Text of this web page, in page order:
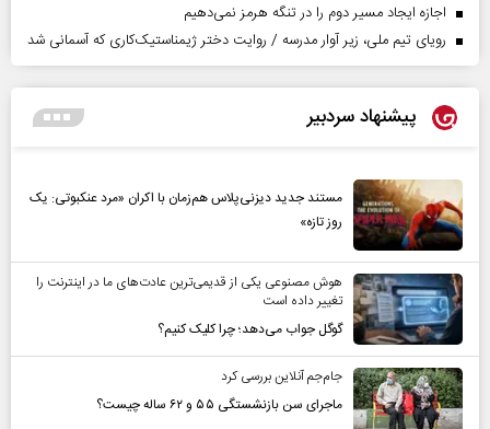
اجازه ایجاد مسیر دوم را در تنگه هرمز نمی‌دهیم
رویای تیم ملی، زیر آوار مدرسه / روایت دختر ژیمناستیک‌کاری که آسمانی شد
پیشنهاد سردبیر
مستند جدید دیزنی‌پلاس هم‌زمان با اکران «مرد عنکبوتی: یک
روز تازه»
هوش مصنوعی یکی از قدیمی‌ترین عادت‌های ما در اینترنت را
تغییر داده است
گوگل جواب می‌دهد؛ چرا کلیک کنیم؟
جام‌جم آنلاین بررسی کرد
ماجرای سن بازنشستگی ۵۵ و ۶۲ ساله چیست؟